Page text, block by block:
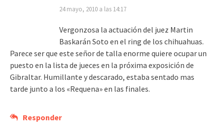
24 mayo, 2010 a las 14:17
Vergonzosa la actuación del juez Martin
Baskarán Soto en el ring de los chihuahuas.
Parece ser que este señor de talla enorme quiere ocupar un
puesto en la lista de jueces en la próxima exposición de
Gibraltar. Humillante y descarado, estaba sentado mas
tarde junto a los «Requena» en las finales.
Responder